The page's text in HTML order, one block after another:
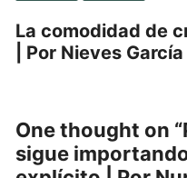
La comodidad de
| Por Nieves
One thought on “
sigue